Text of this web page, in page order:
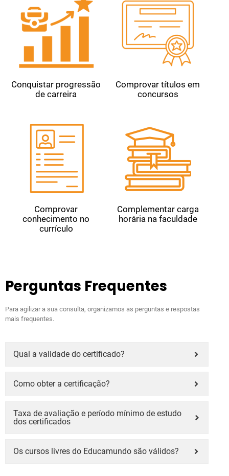
Conquistar progressão
de carreira
Comprovar títulos em
concursos
Comprovar
conhecimento no
currículo
Complementar carga
horária na faculdade
Perguntas Frequentes
Para agilizar a sua consulta, organizamos as perguntas e respostas
mais frequentes.
Qual a validade do certificado?
Como obter a certificação?
Taxa de avaliação e período mínimo de estudo
dos certificados
Os cursos livres do Educamundo são válidos?